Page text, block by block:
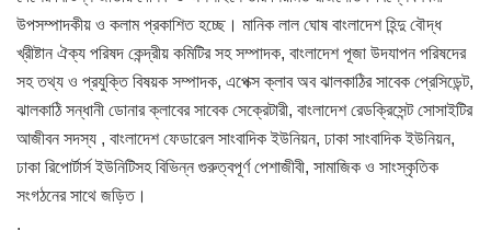
উপসম্পাদকীয় ও কলাম প্রকাশিত হচ্ছে। মানিক লাল ঘোষ বাংলাদেশ হিন্দু বৌদ্ধ
খ্রীষ্টান ঐক্য পরিষদ কেন্দ্রীয় কমিটির সহ সম্পাদক, বাংলাদেশ পূজা উদযাপন পরিষদের
সহ তথ্য ও প্রযুক্তি বিষয়ক সম্পাদক, এপেক্স ক্লাব অব ঝালকাঠির সাবেক প্রেসিডেন্ট,
ঝালকাঠি সন্ধানী ডোনার ক্লাবের সাবেক সেক্রেটারী, বাংলাদেশ রেডক্রিসেন্ট সোসাইটির
আজীবন সদস্য , বাংলাদেশ ফেডারেল সাংবাদিক ইউনিয়ন, ঢাকা সাংবাদিক ইউনিয়ন,
ঢাকা রিপোর্টার্স ইউনিটিসহ বিভিন্ন গুরুত্বপূর্ণ পেশাজীবী, সামাজিক ও সাংস্কৃতিক
সংগঠনের সাথে জড়িত।
.